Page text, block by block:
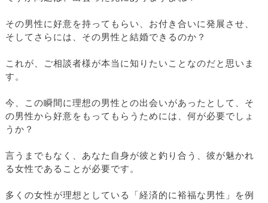
その男性に好意を持ってもらい、お付き合いに発展させ、
そしてさらには、その男性と結婚できるのか？
これが、ご相談者様が本当に知りたいことなのだと思いま
す。
今、この瞬間に理想の男性との出会いがあったとして、そ
の男性から好意をもってもらうためには、何が必要でしょ
うか？
言うまでもなく、あなた自身が彼と釣り合う、彼が魅かれ
る女性であることが必要です。
多くの女性が理想としている「経済的に裕福な男性」を例